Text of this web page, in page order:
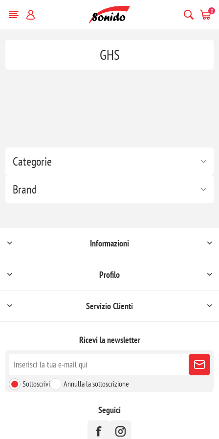
0
Categorie
Brand
GHS
Informazioni
Profilo
Servizio Clienti
Ricevi la newsletter
Sottoscrivi Annulla la sottoscrizione
Seguici